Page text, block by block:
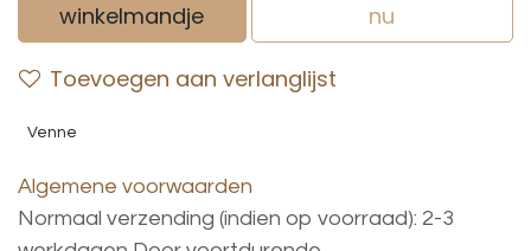
winkelmandje
nu
Toevoegen aan verlanglijst
Venne
Algemene voorwaarden
Normaal verzending (indien op voorraad): 2-3